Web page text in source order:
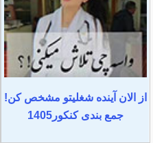
از الان آینده شغلیتو مشخص کن!
جمع بندی کنکور1405